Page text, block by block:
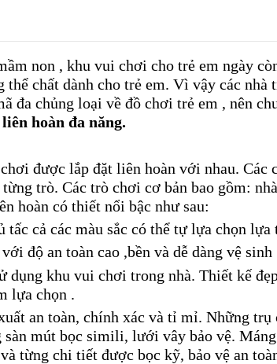
non , khu vui chơi cho trẻ em ngày
thể chất dành cho trẻ em. Vì vậy các
đa chủng loại về đồ chơi trẻ em , nên
hoàn đa năng.
được lắp đặt liên hoàn với nhau.
trò. Các trò chơi cơ bản bao gồm:
hoàn có thiết nổi bậc như sau:
cả các màu sắc có thể tự lựa chọn
độ an toàn cao ,bền và dễ dàng vệ sinh
dụng khu vui chơi trong nhà. Thiết kế
lựa chọn .
an toàn, chính xác và tỉ mỉ. Những
mút bọc simili, lưới vây bảo vệ.
từng chi tiết được bọc kỹ, bảo vệ an